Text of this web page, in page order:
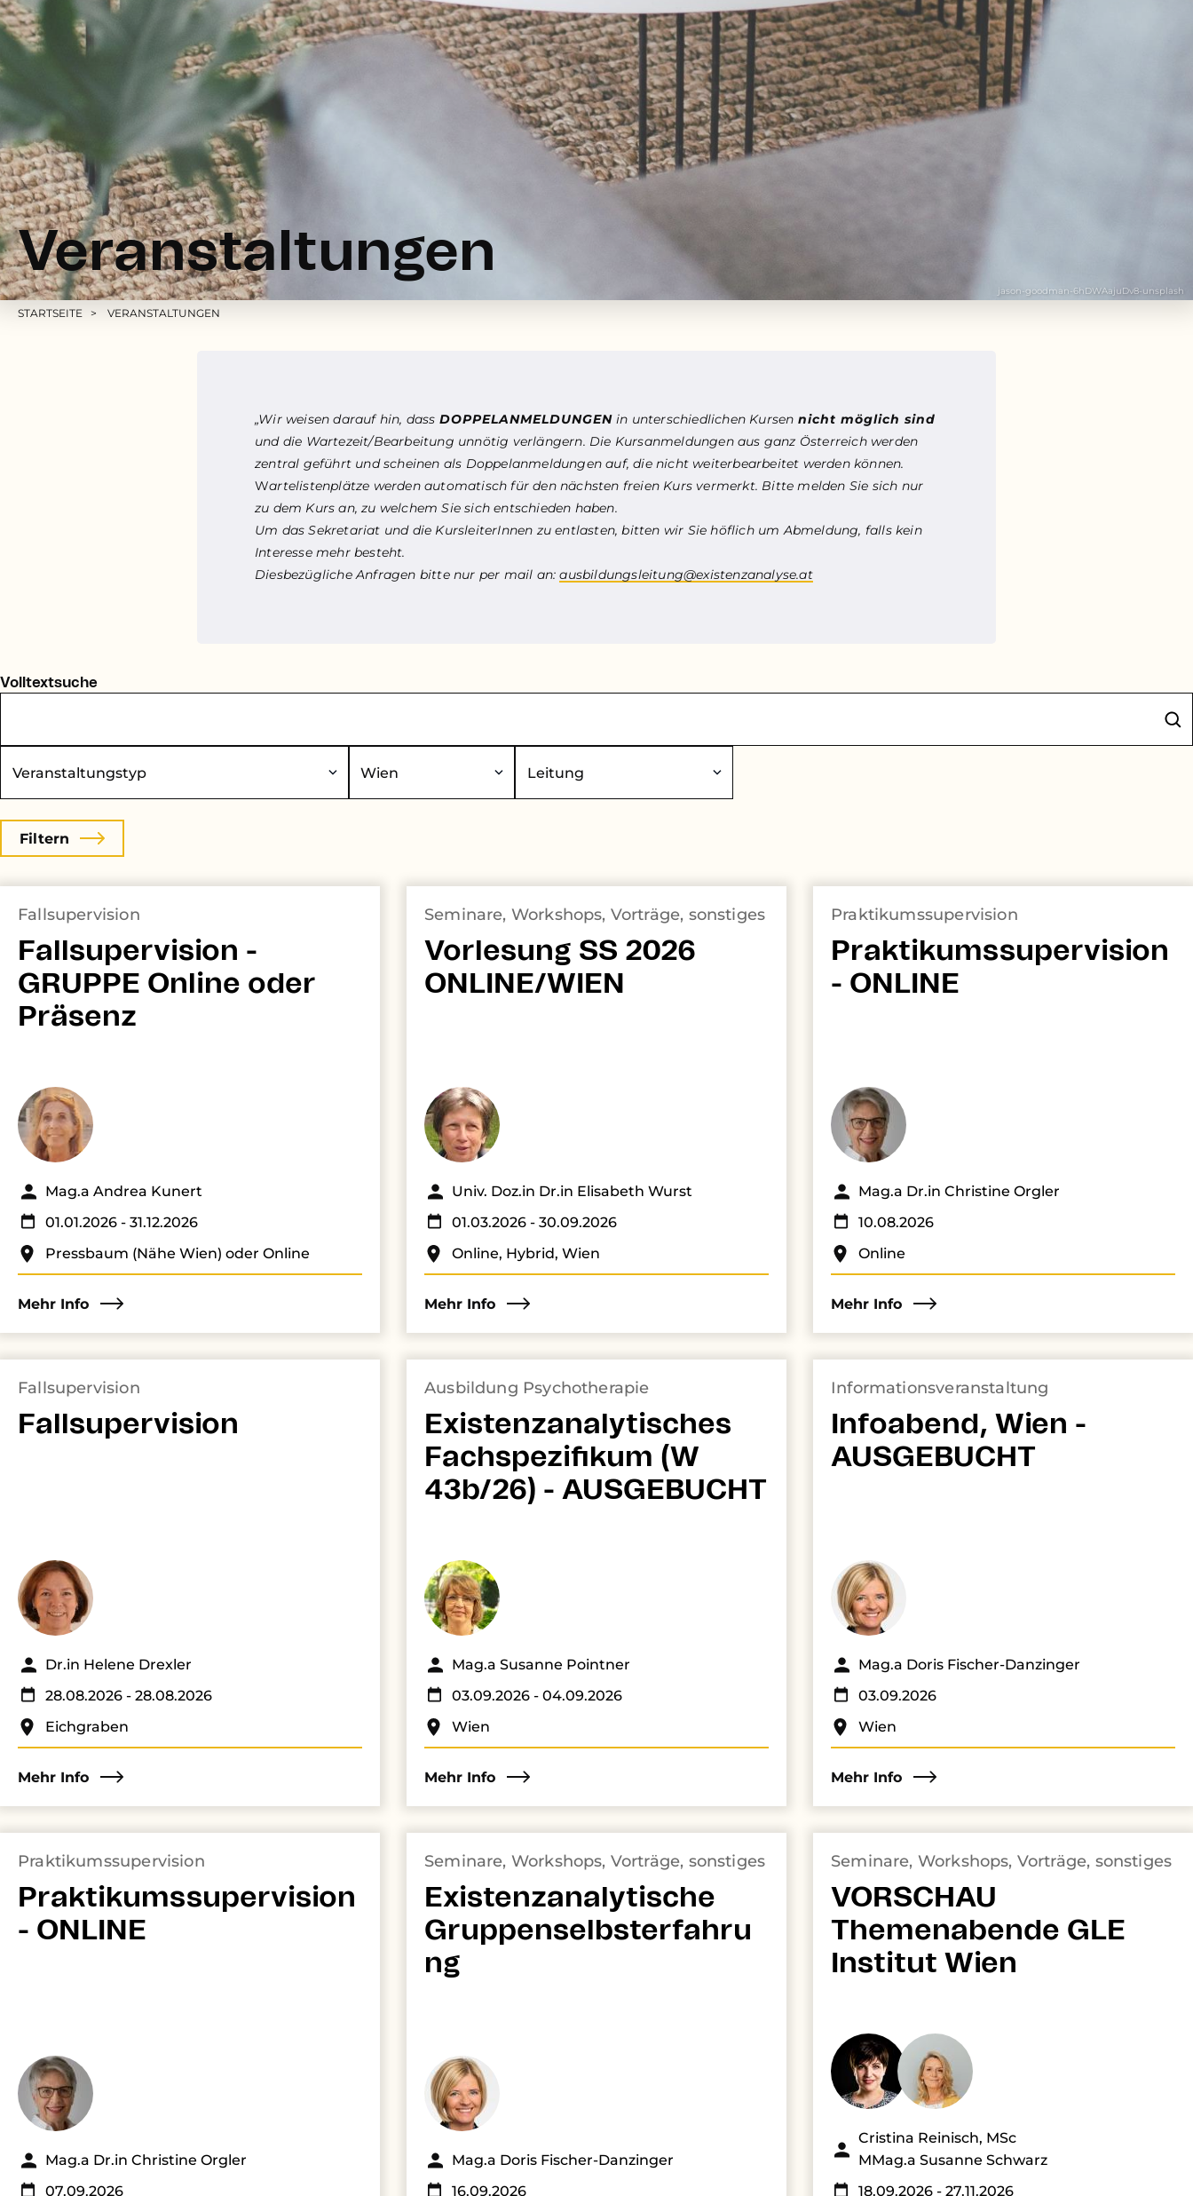
jason-goodman-6hDWAajuDv8-unsplash
Veranstaltungen
STARTSEITE VERANSTALTUNGEN
„Wir weisen darauf hin, dass DOPPELANMELDUNGENin unterschiedlichen Kursen nicht möglich sind
und die Wartezeit/Bearbeitung unnötig verlängern. Die Kursanmeldungen aus ganz Österreich werden
zentral geführt und scheinen als Doppelanmeldungen auf, die nicht weiterbearbeitet werden können.
Wartelistenplätze werden automatisch für den nächsten freien Kurs vermerkt. Bitte melden Sie sich nur
zu dem Kurs an, zu welchem Sie sich entschieden haben.
Um das Sekretariat und die KursleiterInnen zu entlasten, bitten wir Sie höflich um Abmeldung, falls kein
Interesse mehr besteht.
Diesbezügliche Anfragen bitte nur per mail an:ausbildungsleitung@existenzanalyse.at
Volltextsuche
Fallsupervision
Fallsupervision -
GRUPPE Online oder
Präsenz
Mag.a Andrea Kunert
01.01.2026 - 31.12.2026
Pressbaum (Nähe Wien) oder Online
Mehr Info
Seminare, Workshops, Vorträge, sonstiges
Vorlesung SS 2026
ONLINE/WIEN
Univ. Doz.in Dr.in Elisabeth Wurst
01.03.2026 - 30.09.2026
Online, Hybrid, Wien
Mehr Info
Praktikumssupervision
Praktikumssupervision
- ONLINE
Mag.a Dr.in Christine Orgler
10.08.2026
Online
Mehr Info
Fallsupervision
Fallsupervision
Dr.in Helene Drexler
28.08.2026 - 28.08.2026
Eichgraben
Mehr Info
Ausbildung Psychotherapie
Existenzanalytisches
Fachspezifikum (W
43b/26) - AUSGEBUCHT
Mag.a Susanne Pointner
03.09.2026 - 04.09.2026
Wien
Mehr Info
Informationsveranstaltung
Infoabend, Wien -
AUSGEBUCHT
Mag.a Doris Fischer-Danzinger
03.09.2026
Wien
Mehr Info
Praktikumssupervision
Praktikumssupervision
- ONLINE
Mag.a Dr.in Christine Orgler
07.09.2026
Seminare, Workshops, Vorträge, sonstiges
Existenzanalytische
Gruppenselbsterfahru
ng
Mag.a Doris Fischer-Danzinger
16.09.2026
Seminare, Workshops, Vorträge, sonstiges
VORSCHAU
Themenabende GLE
Institut Wien
Cristina Reinisch, MSc
MMag.a Susanne Schwarz
18.09.2026 - 27.11.2026